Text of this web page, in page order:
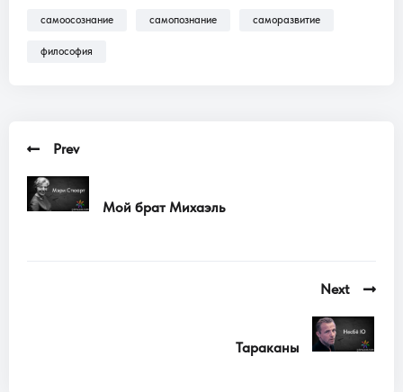
самоосознание самопознание саморазвитие
философия
Prev
Мой брат Михаэль
Next
Тараканы